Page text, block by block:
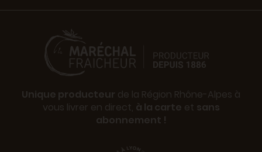
Unique producteur de la Région Rhône-Alpes à
vous livrer en direct, à la carte et sans
abonnement !